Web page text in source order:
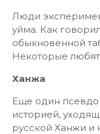
Люди
уйма. Как
обыкновенной
Некоторые любят
Ханжа
Еще один псевдо
историей,
русской Ханжи и